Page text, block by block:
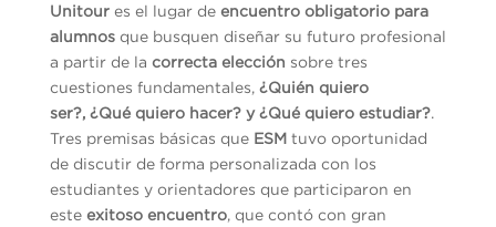
Unitoures el lugar de encuentro obligatorio para
alumnosque busquen diseñar su futuro profesional
a partir de la correcta elección sobre tres
cuestiones fundamentales, ¿Quién quiero
ser?, ¿Qué quiero hacer? y ¿Qué quiero estudiar?.
Tres premisas básicas que ESMtuvo oportunidad
de discutir de forma personalizada con los
estudiantes y orientadores que participaron en
este exitoso encuentro, que contó con gran